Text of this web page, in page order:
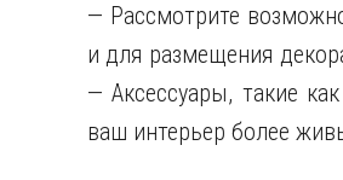
— Рассмотрите
и для размещения
— Аксессуары, такие
ваш интерьер более